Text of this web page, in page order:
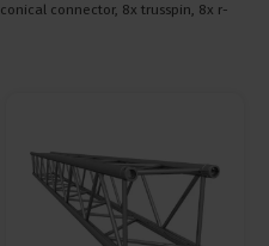
connector, 8x trusspin, 8x r-